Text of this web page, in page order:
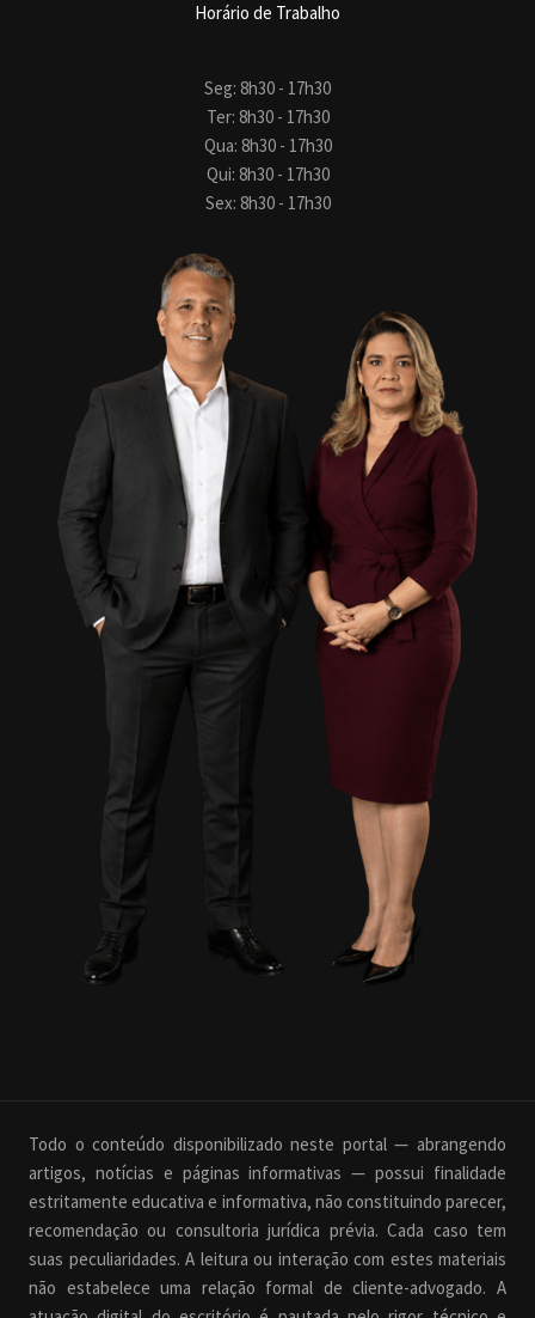
Horário de Trabalho
Seg: 8h30 - 17h30
Ter: 8h30 - 17h30
Qua: 8h30 - 17h30
Qui: 8h30 - 17h30
Sex: 8h30 - 17h30
Todo o conteúdo disponibilizado neste portal — abrangendo
artigos, notícias e páginas informativas — possui finalidade
estritamente educativa e informativa, não constituindo parecer,
recomendação ou consultoria jurídica prévia. Cada caso tem
suas peculiaridades. A leitura ou interação com estes materiais
não estabelece uma relação formal de cliente-advogado. A